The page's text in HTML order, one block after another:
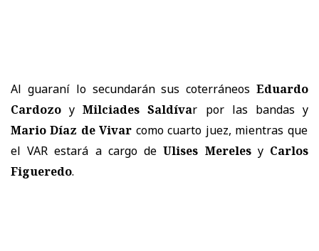
Al guaraní lo secundarán sus coterráneos Eduardo
Cardozo yMilciades Saldívar por las bandas y
Mario Díaz de Vivar como cuarto juez, mientras que
el VAR estará a cargo deUlises MerelesyCarlos
Figueredo.